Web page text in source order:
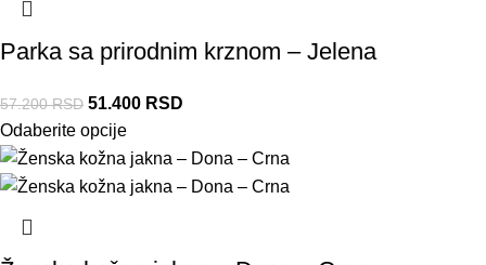
Parka sa prirodnim krznom – Jelena
57.200RSD 51.400 RSD
Odaberite opcije